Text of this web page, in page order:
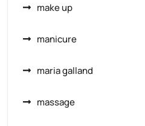
make up
manicure
maria galland
massage